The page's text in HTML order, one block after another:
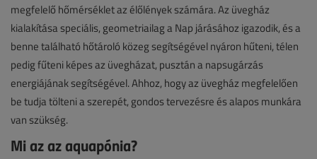
megfelelő hőmérséklet az élőlények számára. Az üvegház
kialakítása speciális, geometriailag a Nap járásához igazodik, és a
benne található hőtároló közeg segítségével nyáron hűteni, télen
pedig fűteni képes az üvegházat, pusztán a napsugárzás
energiájának segítségével. Ahhoz, hogy az üvegház megfelelően
be tudja tölteni a szerepét, gondos tervezésre és alapos munkára
van szükség.
Mi az az aquapónia?